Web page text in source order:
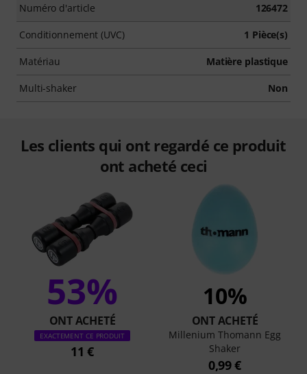
Numéro d'article 126472
Conditionnement (UVC) 1 Pièce(s)
Matériau Matière plastique
Multi-shaker Non
Les clients qui ont regardé ce produit
ont acheté ceci
53%
ONT ACHETÉ
EXACTEMENT CE PRODUIT
11 €
10%
ONT ACHETÉ
Millenium Thomann Egg
Shaker
0,99 €